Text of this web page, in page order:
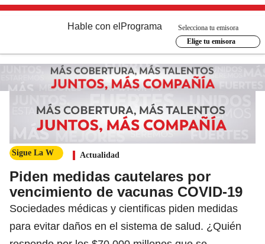
Hable con el Programa
Selecciona tu emisora
Elige tu emisora
Sigue La W Actualidad
Piden medidas cautelares por
vencimiento de vacunas COVID-19
Sociedades médicas y cientificas piden medidas
para evitar daños en el sistema de salud. ¿Quién